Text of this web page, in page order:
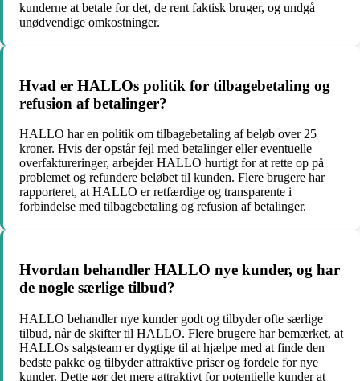
kunderne at betale for det, de rent faktisk bruger, og undgå
unødvendige omkostninger.
Hvad er HALLOs politik for tilbagebetaling og
refusion af betalinger?
HALLO har en politik om tilbagebetaling af beløb over 25
kroner. Hvis der opstår fejl med betalinger eller eventuelle
overfaktureringer, arbejder HALLO hurtigt for at rette op på
problemet og refundere beløbet til kunden. Flere brugere har
rapporteret, at HALLO er retfærdige og transparente i
forbindelse med tilbagebetaling og refusion af betalinger.
Hvordan behandler HALLO nye kunder, og har
de nogle særlige tilbud?
HALLO behandler nye kunder godt og tilbyder ofte særlige
tilbud, når de skifter til HALLO. Flere brugere har bemærket, at
HALLOs salgsteam er dygtige til at hjælpe med at finde den
bedste pakke og tilbyder attraktive priser og fordele for nye
kunder. Dette gør det mere attraktivt for potentielle kunder at